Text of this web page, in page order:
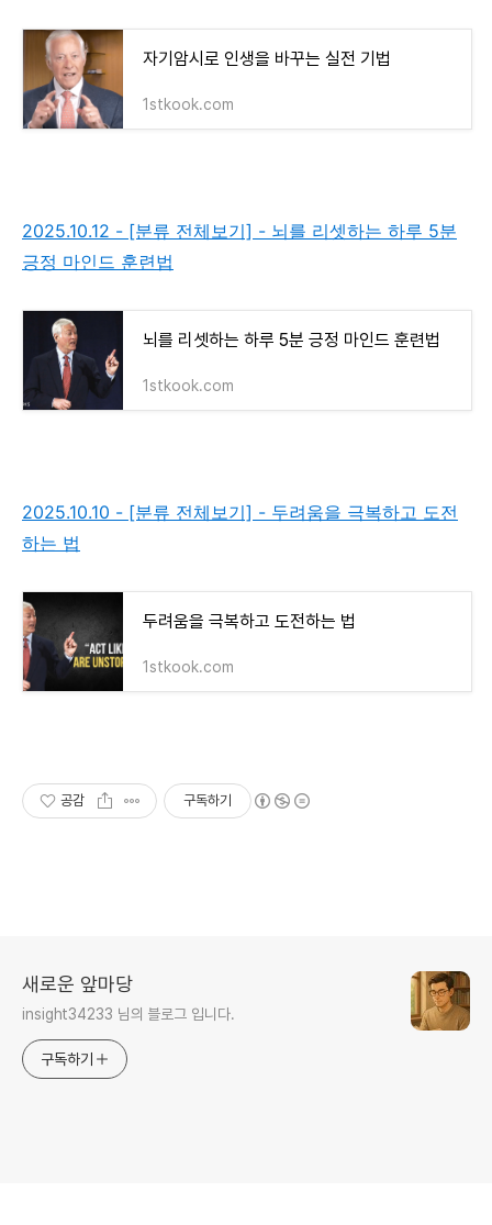
자기암시로 인생을 바꾸는 실전 기법
1stkook.com
2025.10.12 - [분류 전체보기] - 뇌를 리셋하는 하루 5분
긍정 마인드 훈련법
뇌를 리셋하는 하루 5분 긍정 마인드 훈련법
1stkook.com
2025.10.10 - [분류 전체보기] - 두려움을 극복하고 도전
하는 법
두려움을 극복하고 도전하는 법
1stkook.com
공감 구독하기
새로운 앞마당
insight34233 님의 블로그 입니다.
구독하기